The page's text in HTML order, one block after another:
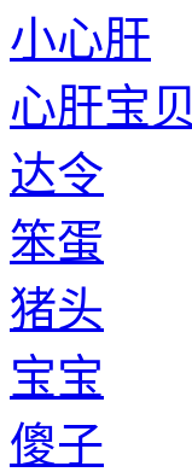
小心肝
心肝宝贝
达令
笨蛋
猪头
宝宝
傻子